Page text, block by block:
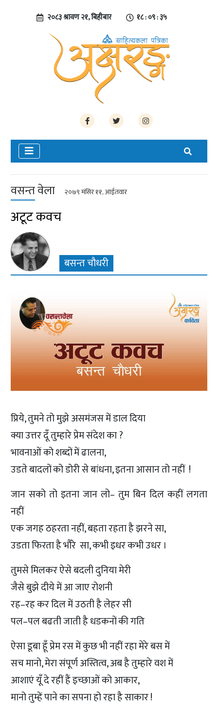
२०८३ श्रावण २१, बिहीबार १८ : ०९ : ३६
वसन्त वेला २०७९ मंसिर ११, आईतवार
अटूट कवच
बसन्त चौधरी
प्रिये, तुमने तो मुझे असमंजस में डाल दिया
क्या उत्तर दूँ तुम्हारे प्रेम संदेश का ?
भावनाओं को शब्दों में ढालना,
उडते बादलों को डोरी से बांधना, इतना आसान तो नहीं !
जान सको तो इतना जान लो– तुम बिन दिल कहीं लगता
नहीं
एक जगह ठहरता नहीं, बहता रहता है झरने सा,
उडता फिरता है भौंरे सा, कभी इधर कभी उधर ।
तुमसे मिलकर ऐसे बदली दुनिया मेरी
जैसे बुझे दीये में आ जाए रोशनी
रह–रह कर दिल में उठती है लेहर सी
पल–पल बढती जाती है धडकनों की गति
ऐसा डूबा हूँ प्रेम रस में कुछ भी नहीं रहा मेरे बस में
सच मानो, मेरा संपूर्ण अस्तित्व, अब है तुम्हारे वश में
आशाएं यूँ दे रहीं हैं इच्छाओं को आकार,
मानो तुम्हें पाने का सपना हो रहा है साकार !